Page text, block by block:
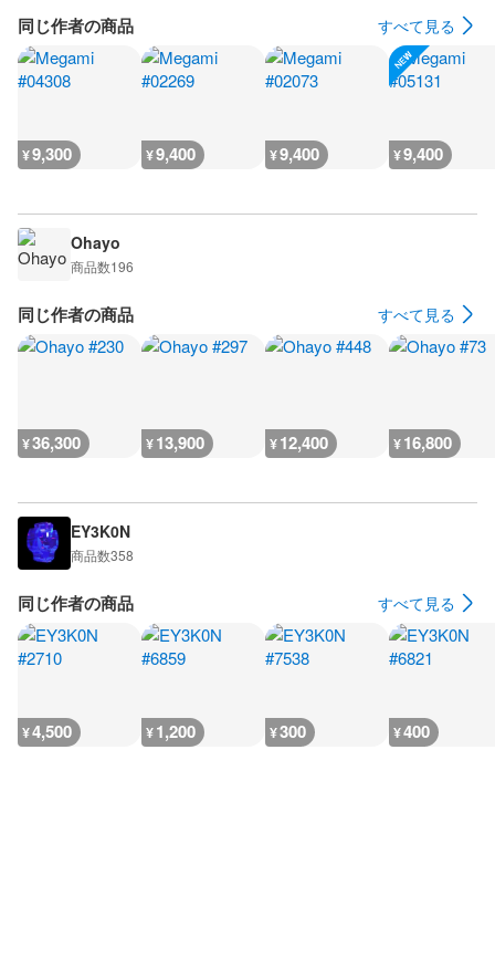
同じ作者の商品 すべて見る
¥9,300 ¥9,400 ¥9,400 ¥9,400
Ohayo
商品数196
同じ作者の商品 すべて見る
¥36,300 ¥13,900 ¥12,400 ¥16,800
EY3K0N
商品数358
同じ作者の商品 すべて見る
¥4,500 ¥1,200 ¥300 ¥400